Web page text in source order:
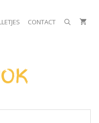
CONTACT